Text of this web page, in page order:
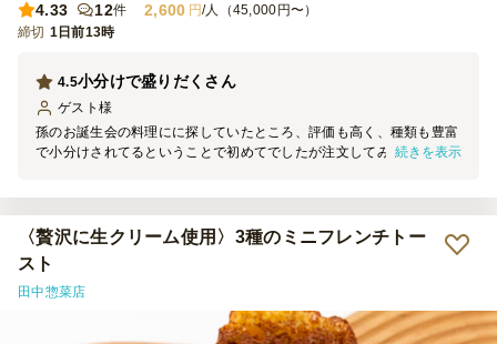
4.33
12件 2,600 円/人（45,000円〜）
締切 1日前13時
小分けで盛りだくさん
4.5
ゲスト 様
孫のお誕生会の料理にに探していたところ、評価も高く、種類も豊富
で小分けされてるということで初めてでしたが注文してみました。期
唯一物足りなかったのですが、他は大満足です。
続きを表示
〈贅沢に生クリーム使用〉3種のミニフレンチトー
スト
田中惣菜店